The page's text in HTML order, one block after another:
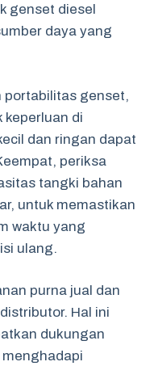
genset diesel
daya yang
portabilitas genset,
keperluan di
dan ringan dapat
periksa
tangki bahan
untuk memastikan
waktu yang
ulang.
purna jual dan
Hal ini
dukungan